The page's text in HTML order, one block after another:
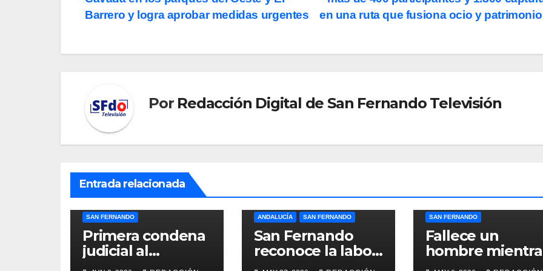
de
en una ruta que fusiona ocio y
Barrero y logra aprobar medidas urgentes
Por Redacción Digital de San Fernando Televisión
Entrada relacionada
SAN FERNANDO
Primera condena
judicial al
Ayuntamiento de
ANDALUCÍA SAN FERNANDO
San Fernando
reconoce la labor
solidaria y el
SAN FERNANDO
Fallece un
hombre
practicaba